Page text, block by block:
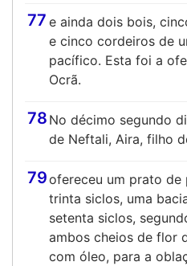
77 e ainda dois bois,
e cinco cordeiros de
pacífico. Esta foi a
Ocrã.
78 No décimo segundo
de Neftali, Aira, filho
79ofereceu um prato de
trinta siclos, uma
setenta siclos,
ambos cheios de flor
com óleo, para a